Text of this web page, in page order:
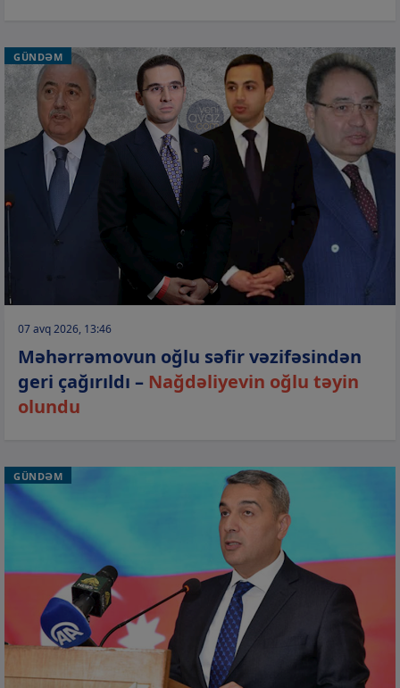
GÜNDƏM
07 avq 2026, 13:46
Məhərrəmovun oğlu səfir vəzifəsindən
geri çağırıldı – Nağdəliyevin oğlu təyin
olundu
GÜNDƏM